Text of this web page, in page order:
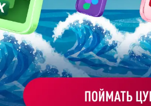
Моё избранное
Работа
студента